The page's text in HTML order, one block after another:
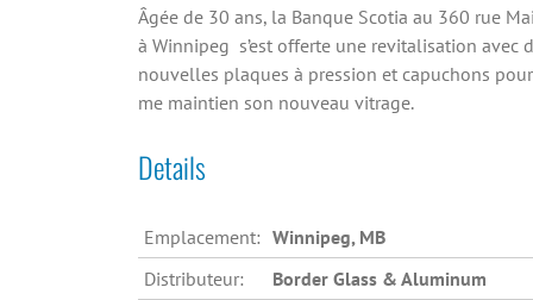
Âgée de 30 ans, la Banque Scotia au 360 rue
à Winnipeg s’est offerte une revitalisation avec
nouvelles plaques à pression et capuchons pour
me maintien son nouveau vitrage.
Details
Emplacement: Winnipeg, MB
Distributeur:
Border Glass & Aluminum